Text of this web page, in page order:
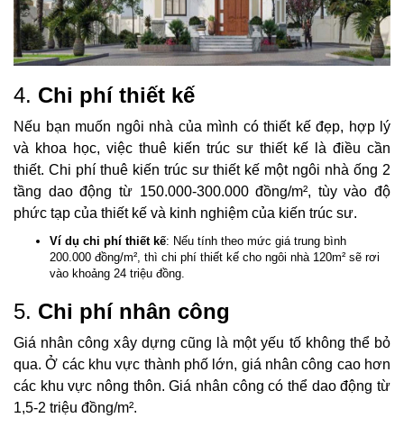
4. Chi phí thiết kế
Nếu bạn muốn ngôi nhà của mình có thiết kế đẹp, hợp lý
và khoa học, việc thuê kiến trúc sư thiết kế là điều cần
thiết. Chi phí thuê kiến trúc sư thiết kế một ngôi nhà ống 2
tầng dao động từ 150.000-300.000 đồng/m², tùy vào độ
phức tạp của thiết kế và kinh nghiệm của kiến trúc sư.
Ví dụ chi phí thiết kế: Nếu tính theo mức giá trung bình
200.000 đồng/m², thì chi phí thiết kế cho ngôi nhà 120m² sẽ rơi
vào khoảng 24 triệu đồng.
5. Chi phí nhân công
Giá nhân công xây dựng cũng là một yếu tố không thể bỏ
qua. Ở các khu vực thành phố lớn, giá nhân công cao hơn
các khu vực nông thôn. Giá nhân công có thể dao động từ
1,5-2 triệu đồng/m².